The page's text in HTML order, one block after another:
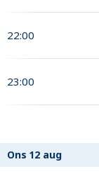
22:00
23:00
Ons 12 aug